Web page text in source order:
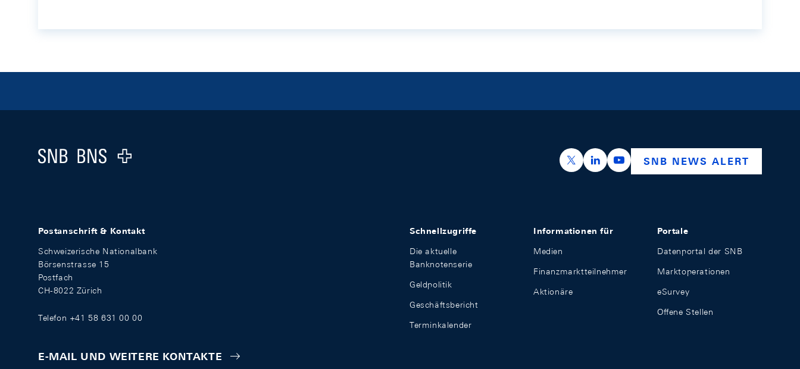
Logo
https://x.com/snb_bns
https://ch.linkedin.com/company/swiss-
https://www.youtube.com/
SNB NEWS ALERT
Postanschrift & Kontakt
Schweizerische Nationalbank
Börsenstrasse 15
Postfach
CH-8022 Zürich
Telefon +41 58 631 00 00
E-MAIL UND WEITERE KONTAKTE
Schnellzugriffe
Die aktuelle
Banknotenserie
Geldpolitik
Geschäftsbericht
Terminkalender
Informationen für
Medien
Finanzmarktteilnehmer
Aktionäre
Portale
Datenportal der SNB
Marktoperationen
eSurvey
Offene Stellen